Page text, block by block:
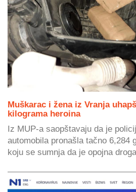
Muškarac i žena iz Vranja
kilograma heroina
Iz MUP-a saopštavaju da je
automobila pronašla tačno 6,284
koju se sumnja da je opojna